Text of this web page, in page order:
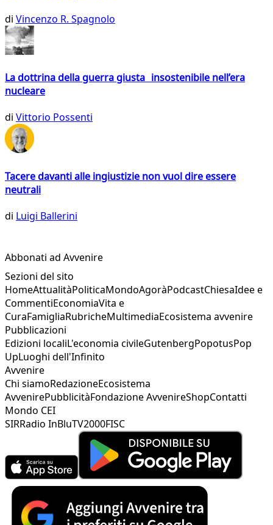
di Vincenzo R. Spagnolo
La dottrina della guerra giusta insostenibile nell’era
nucleare
di Vittorio Possenti
Tacere davanti alle ingiustizie non vuol dire essere
neutrali
di Luigi Ballerini
Abbonati ad Avvenire
Sezioni del sito
HomeAttualitàPoliticaMondoAgoràPodcastChiesaIdee e
CommentiEconomiaVita e
CuraFamigliaRubricheMultimediaEcosistema avvenire
Pubblicazioni
Edizioni localiL'economia civileGutenbergPopotusPop
UpLuoghi dell'Infinito
Avvenire
Chi siamoRedazioneEcosistema
AvvenirePubblicitàFondazione AvvenireShopContatti
Mondo CEI
SIRRadio InBluTV2000FISC